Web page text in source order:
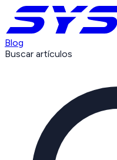
Blog
Buscar artículos